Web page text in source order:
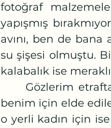
fotoğraf
yapışmış
avını, ben de
su şişesi olmuştu.
kalabalık ise
benim için elde
o yerli kadın için